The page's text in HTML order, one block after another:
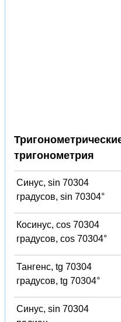
тригонометрия
Синус, sin 70304
градусов, sin 70304°
Косинус, cos 70304
градусов, cos 70304°
Тангенс, tg 70304
градусов, tg 70304°
Синус, sin 70304